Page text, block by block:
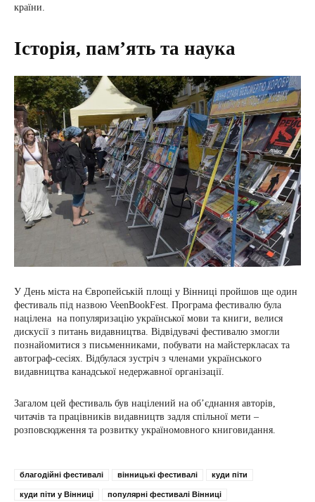
країни.
Історія, пам’ять та наука
У День міста на Європейській площі у Вінниці пройшов ще один
фестиваль під назвою VeenBookFest. Програма фестивалю була
націлена на популяризацію української мови та книги, велися
дискусії з питань видавництва. Відвідувачі фестивалю змогли
познайомитися з письменниками, побувати на майстеркласах та
автограф-сесіях. Відбулася зустріч з членами українського
видавництва канадської недержавної організації.
Загалом цей фестиваль був націлений на об’єднання авторів,
читачів та працівників видавництв задля спільної мети –
розповсюдження та розвитку україномовного книговидання.
благодійні фестивалі вінницькі фестивалі куди піти
куди піти у Вінниці популярні фестивалі Вінниці